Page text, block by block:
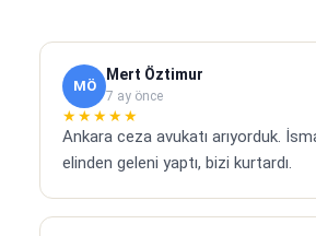
MÖ
Mert Öztimur
7 ay önce
★★★★★
Ankara ceza avukatı arıyorduk.
elinden geleni yaptı, bizi kurtardı.